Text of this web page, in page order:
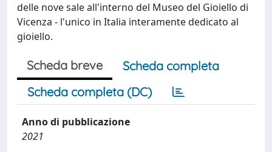
delle nove sale all'interno del Museo del Gioiello di
Vicenza - l'unico in Italia interamente dedicato al
gioiello.
Scheda breve
Scheda completa
Scheda completa (DC)
Anno di pubblicazione
2021